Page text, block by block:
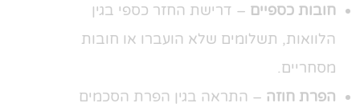
חובות כספיים – דרישת החזר כספי בגין
הלוואות, תשלומים שלא הועברו או חובות
מסחריים.
הפרת חוזה – התראה בגין הפרת הסכמים